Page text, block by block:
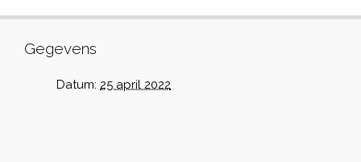
Gegevens
Datum: 25 april 2022